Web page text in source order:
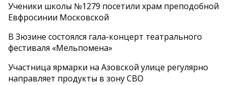
Ученики школы №1279 посетили храм преподобной
Евфросинии Московской
В Зюзине состоялся гала-концерт театрального
фестиваля «Мельпомена»
Участница ярмарки на Азовской улице регулярно
направляет продукты в зону СВО